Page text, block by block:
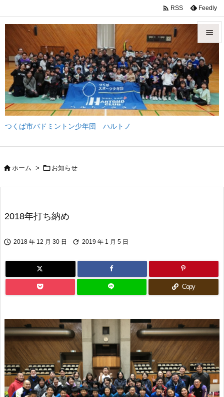
つくば市バドミントン少年団 ハルトノ


メニュ

サイド

前へ
 RSS Feedly
ホーム >  お知らせ
2018年打ち納め
 2018 年 12 月 30 日  2019 年 1 月 5 日
Copy